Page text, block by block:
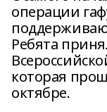
операции
Ребята
которая
октябре.